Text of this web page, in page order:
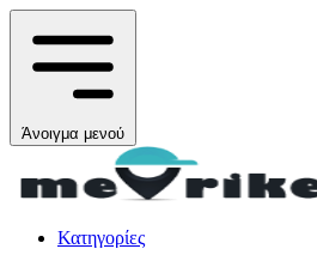
Άνοιγμα μενού
Κατηγορίες